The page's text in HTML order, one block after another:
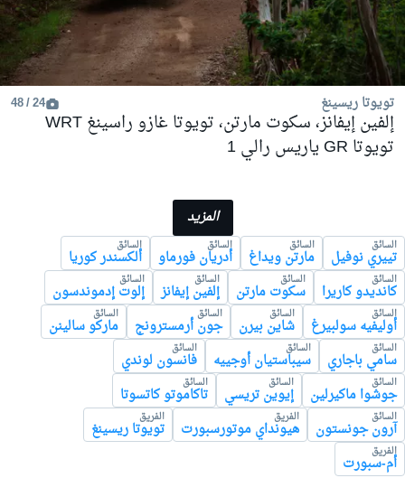
تويوتا ريسينغ 24 / 48
إلفين إيفانز، سكوت مارتن، تويوتا غازو راسينغ WRT
تويوتا GR ياريس رالي 1
المزيد
السائق
تييري نوفيل
السائق
مارتن ويداغ
السائق
أدريان فورماو
السائق
ألكسندر كوريا
السائق
كانديدو كاريرا
السائق
سكوت مارتن
السائق
إلفين إيفانز
السائق
إلوت إدموندسون
السائق
أوليفيه سولبيرغ
السائق
شاين بيرن
السائق
جون أرمسترونج
السائق
ماركو سالينن
السائق
سامي باجاري
السائق
سيباستيان أوجييه
السائق
فانسون لوندي
السائق
جوشوا ماكيرلين
السائق
إيوين تريسي
السائق
تاكاموتو كاتسوتا
السائق
آرون جونستون
الفريق
هيونداي موتورسبورت
الفريق
تويوتا ريسينغ
الفريق
أم-سبورت